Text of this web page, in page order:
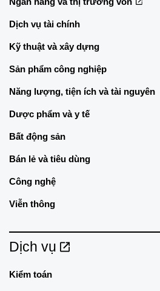
Dịch vụ tài chính
Kỹ thuật và xây dựng
Sản phẩm công nghiệp
Năng lượng, tiện ích và tài nguyên
Dược phẩm và y tế
Bất động sản
Bán lẻ và tiêu dùng
Công nghệ
Viễn thông
Dịch vụ
Kiểm toán